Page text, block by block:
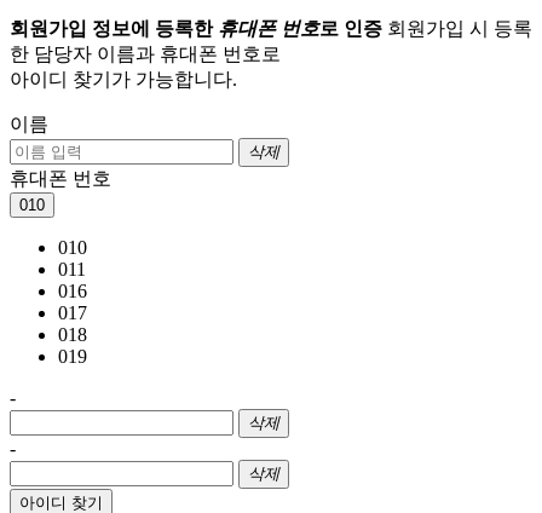
회원가입 정보에 등록한 휴대폰 번호로 인증 회원가입 시 등록
한 담당자 이름과 휴대폰 번호로
아이디 찾기가 가능합니다.
이름
삭제
휴대폰 번호
010
010
011
016
017
018
019
-
삭제
-
삭제
아이디 찾기